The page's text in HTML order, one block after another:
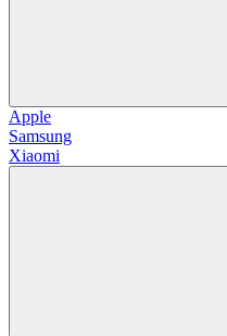
Apple
Samsung
Xiaomi